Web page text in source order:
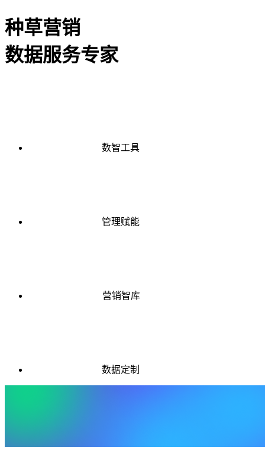
种草营销
数据服务专家
数智工具
管理赋能
营销智库
数据定制